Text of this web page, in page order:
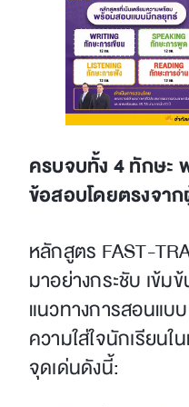
ครบจบทั้ง 4 ทักษะ
ข้อสอบโดยตรงจา
หลักสูตร FAST-
มาอย่างกระชับ เข้
แนวทางการสอนแบ
ความใส่ใจนักเรียนใ
จุดเด่นดังนี้: